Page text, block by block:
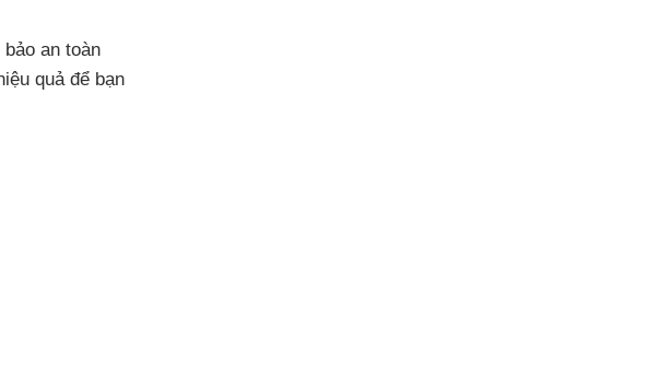
an toàn
quả để bạn